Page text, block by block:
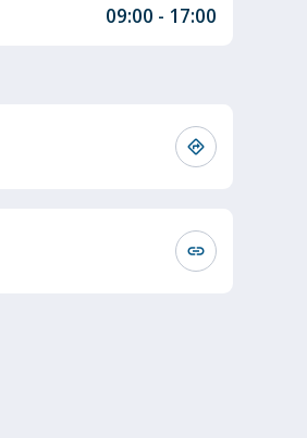
09:00 - 17:00
directions
link